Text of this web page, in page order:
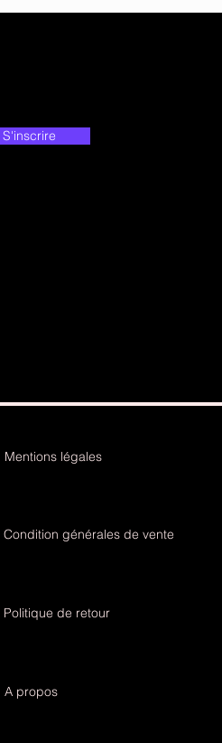
S'inscrire
Mentions légales
Condition générales de vente
Politique de retour
A propos